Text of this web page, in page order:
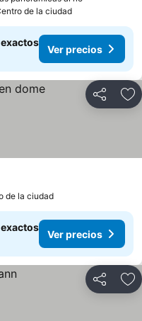
de la ciudad
Ver precios
Compartir
de la ciudad
Ver precios
Compartir